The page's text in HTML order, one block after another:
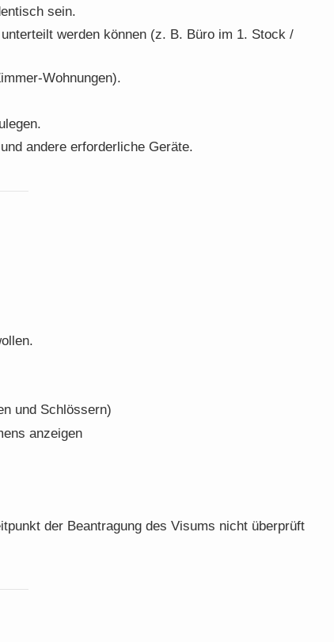
sein.
werden können (z. B. Büro im 1. Stock /
Wohnungen).
andere erforderliche Geräte.
und Schlössern)
anzeigen
der Beantragung des Visums nicht überprüft